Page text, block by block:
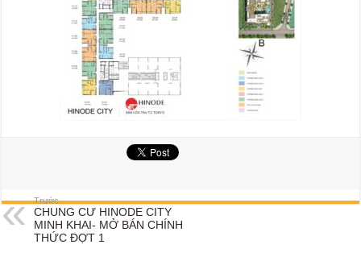
Trước
CHUNG CƯ HINODE CITY
MINH KHAI- MỞ BÁN CHÍNH
THỨC ĐỢT 1